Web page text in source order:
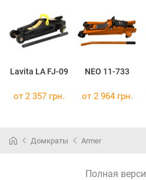
Lavita LA FJ-09 NEO 11-733
от 2 357 грн. от 2 964 грн.
Домкраты Armer
Полная